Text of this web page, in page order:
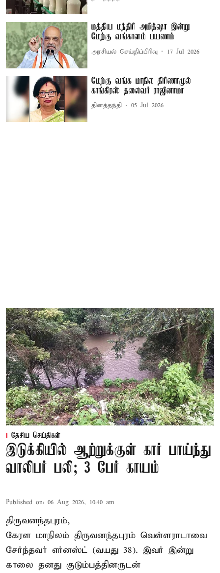
மத்திய மந்திரி அமித்ஷா இன்று
மேற்கு வங்காளம் பயணம்
அரசியல் செய்திப்பிரிவு 17 Jul 2026
மேற்கு வங்க மாநில திரிணாமுல்
காங்கிரஸ் தலைவர் ராஜினாமா
தினத்தந்தி 05 Jul 2026
தேசிய செய்திகள்
இடுக்கியில் ஆற்றுக்குள் கார் பாய்ந்து
வாலிபர் பலி; 3 பேர் காயம்
Published on: 06 Aug 2026, 10:40 am
திருவனந்தபுரம்,
கேரள மாநிலம் திருவனந்தபுரம் வெள்ளராடாவை
சேர்ந்தவர் எர்னஸ்ட் (வயது 38). இவர் இன்று
காலை தனது குடும்பத்தினருடன்